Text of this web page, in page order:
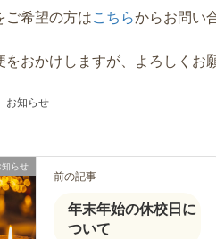
ご希望の方はこちらからお問い
おかけしますが、よろしくお
お知らせ
知らせ
前の記事
年末年始の休校日に
ついて